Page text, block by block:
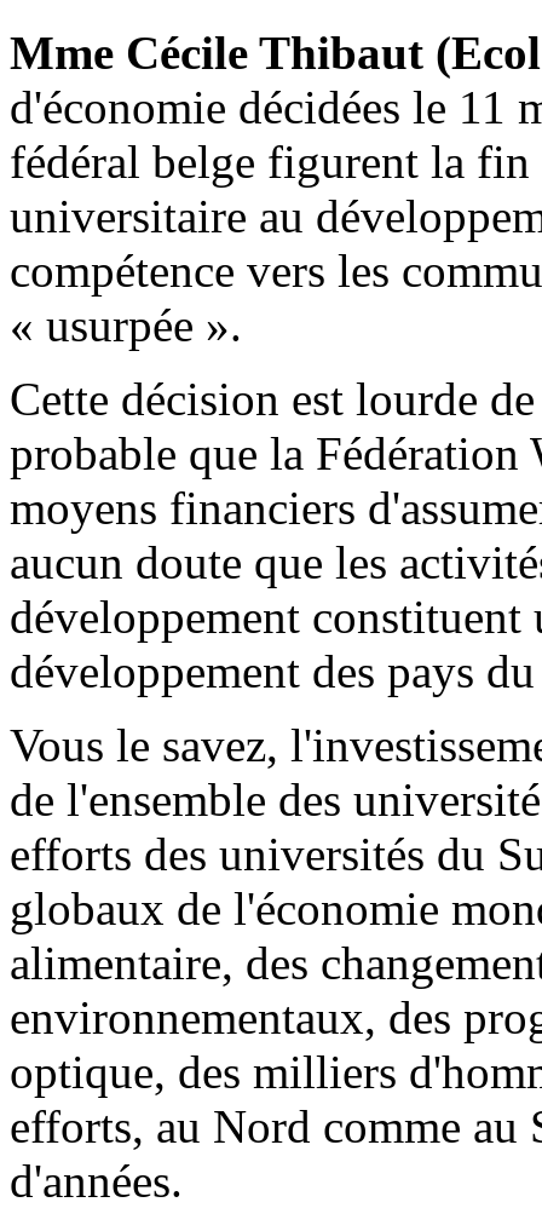
Mme Cécile Thibaut
d'économie décidées le 11
fédéral belge figurent la
universitaire au
compétence vers les
« usurpée ».
Cette décision est lourde
probable que la
moyens financiers
aucun doute que les
développement
développement des pays
Vous le savez,
de l'ensemble des
efforts des universités du
globaux de l'économie
alimentaire, des
environnementaux, des
optique, des milliers
efforts, au Nord comme au
d'années.